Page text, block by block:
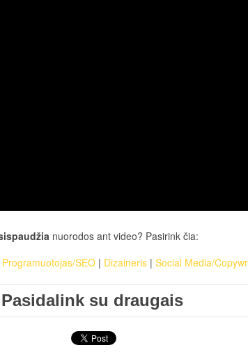
nuorodos ant video? Pasirink čia:
Programuotojas/SEO | Dizaineris | Social Media/
Pasidalink su draugais